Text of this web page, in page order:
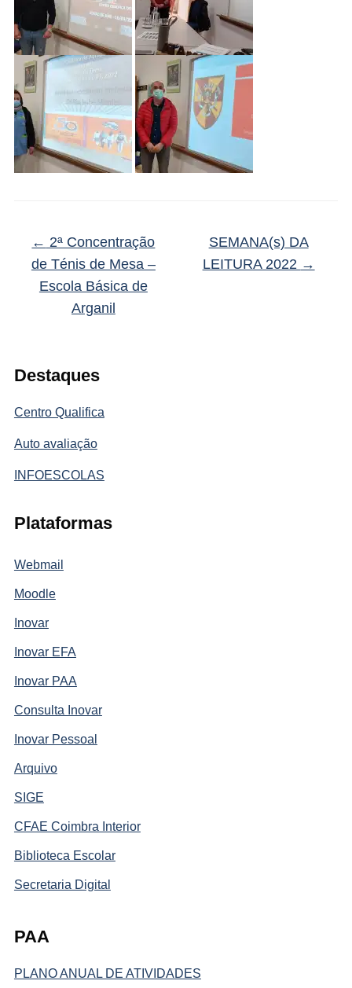
Destaques
Centro Qualifica
Auto avaliação
INFOESCOLAS
Plataformas
Webmail
Moodle
Inovar
Inovar EFA
Inovar PAA
Consulta Inovar
Inovar Pessoal
Arquivo
SIGE
CFAE Coimbra Interior
Biblioteca Escolar
Secretaria Digital
PAA
PLANO ANUAL DE ATIVIDADES
← 2ª Concentração
de Ténis de Mesa –
Escola Básica de
Arganil
SEMANA(s) DA
LEITURA 2022 →